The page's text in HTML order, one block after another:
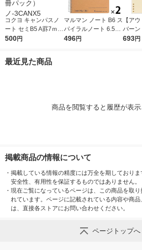
コクヨ キャンパスノ
ート セミB5 A罫7ｍｍ
（ミリ） 30枚 5色セ
500円
マルマン ノート B6 ス
パイラルノート 6.5m
m横罫 80枚 N238ES
496円
【ア
バーン
リフィ
693円
最近見た商品
商品を閲覧すると履歴が表
掲載商品の情報について
・ 掲載している情報の精度には万全を期しておりま
安全性、有用性を保証するものではありません。
・ 現在ご覧になっているページは、この商品を取
れています。ページに記載されている内容や商
は、直接各ストアにお問い合わせください。
ページトップへ